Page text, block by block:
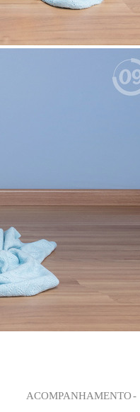
ACOMPANHAMENTO